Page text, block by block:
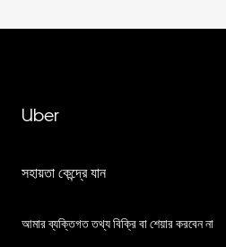
Uber
সহায়তা কেন্দ্রে যান
আমার ব্যক্তিগত তথ্য বিক্রি বা শেয়ার করবেন না